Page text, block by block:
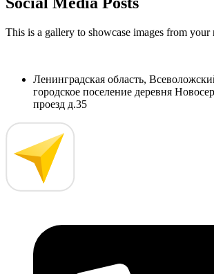
This is a gallery to showcase images from your
Ленинградская область,
городское поселение деревня
проезд д.35